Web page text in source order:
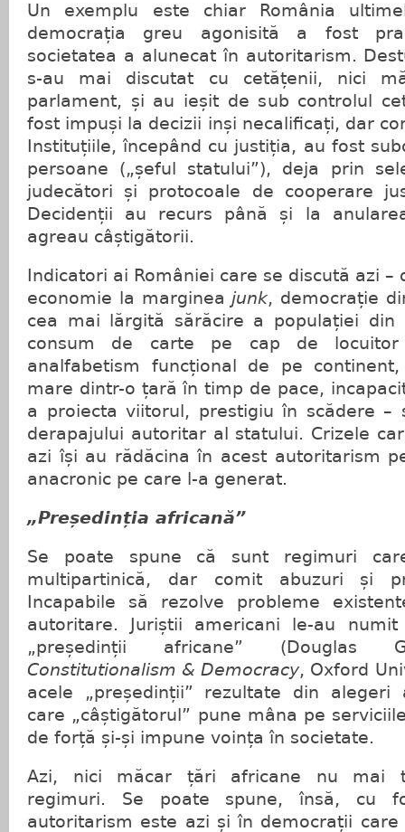
Un exemplu este chiar România
democrația greu agonisită a fost
societatea a alunecat în autoritarism.
s-au mai discutat cu cetățenii, nici
parlament, și au ieșit de sub controlul
fost impuși la decizii inși necalificați, dar
Instituțiile, începând cu justiția, au fost
persoane („șeful statului”), deja prin
judecători și protocoale de cooperare
Decidenții au recurs până și la
agreau câștigătorii.
Indicatori ai României care se discută azi
economie la marginea junk, democrație
cea mai lărgită sărăcire a populației din
consum de carte pe cap de
analfabetism funcțional de pe
mare dintr-o țară în timp de pace,
a proiecta viitorul, prestigiu în scădere –
derapajului autoritar al statului. Crizele
azi își au rădăcina în acest autoritarism
anacronic pe care l-a generat.
„Președinția africană”
Se poate spune că sunt regimuri
multipartinică, dar comit abuzuri și
Incapabile să rezolve probleme
autoritare. Juriștii americani le-au
„președinții africane” (Douglas
Constitutionalism & Democracy, Oxford
acele „președinții” rezultate din alegeri
care „câștigătorul” pune mâna pe
de forță și-și impune voința în societate.
Azi, nici măcar țări africane nu mai
regimuri. Se poate spune, însă, cu
autoritarism este azi și în democrații care